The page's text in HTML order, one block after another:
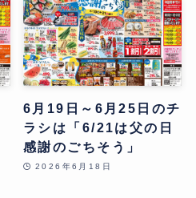
6月19日～6月25日のチ
ラシは「6/21は父の日
感謝のごちそう」
2026年6月18日